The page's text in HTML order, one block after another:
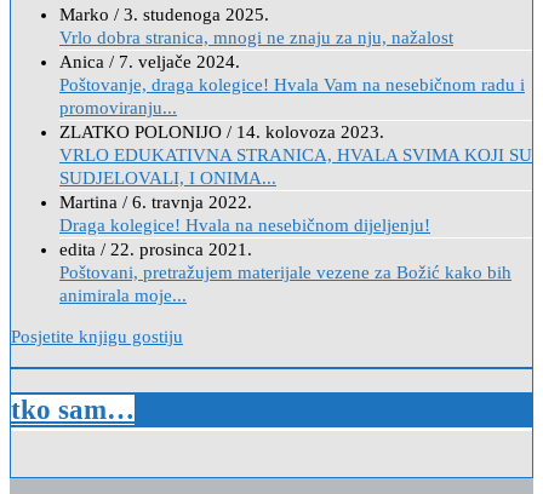
Marko / 3. studenoga 2025.
Vrlo dobra stranica, mnogi ne znaju za nju, nažalost
Anica / 7. veljače 2024.
Poštovanje, draga kolegice! Hvala Vam na nesebičnom radu i
promoviranju...
ZLATKO POLONIJO / 14. kolovoza 2023.
VRLO EDUKATIVNA STRANICA, HVALA SVIMA KOJI SU
SUDJELOVALI, I ONIMA...
Martina / 6. travnja 2022.
Draga kolegice! Hvala na nesebičnom dijeljenju!
edita / 22. prosinca 2021.
Poštovani, pretražujem materijale vezene za Božić kako bih
animirala moje...
Posjetite knjigu gostiju
tko sam…